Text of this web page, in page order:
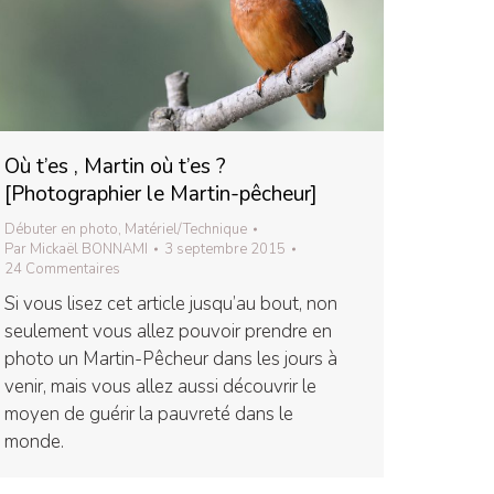
Où t’es , Martin où t’es ?
[Photographier le Martin-pêcheur]
Débuter en photo, Matériel/Technique
Par Mickaël BONNAMI
3 septembre 2015
24 Commentaires
Si vous lisez cet article jusqu’au bout, non
seulement vous allez pouvoir prendre en
photo un Martin-Pêcheur dans les jours à
venir, mais vous allez aussi découvrir le
moyen de guérir la pauvreté dans le
monde.